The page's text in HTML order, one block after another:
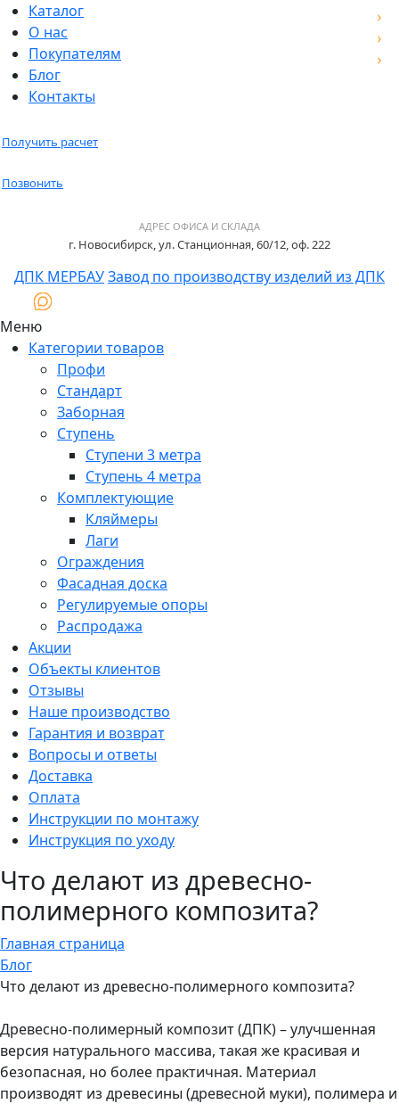
Каталог
О нас
Покупателям
Блог
Контакты
Получить расчет
Позвонить
АДРЕС ОФИСА И СКЛАДА
г. Новосибирск, ул. Станционная, 60/12, оф. 222
ДПК МЕРБАУЗавод по производству изделий из ДПК
Меню
Категории товаров
Профи
Стандарт
Заборная
Ступень
Ступени 3 метра
Ступень 4 метра
Комплектующие
Кляймеры
Лаги
Ограждения
Фасадная доска
Регулируемые опоры
Распродажа
Акции
Объекты клиентов
Отзывы
Наше производство
Гарантия и возврат
Вопросы и ответы
Доставка
Оплата
Инструкции по монтажу
Инструкция по уходу
Что делают из древесно-
полимерного композита?
Главная страница
Блог
Что делают из древесно-полимерного композита?
Древесно-полимерный композит (ДПК) – улучшенная
версия натурального массива, такая же красивая и
безопасная, но более практичная. Материал
производят из древесины (древесной муки), полимера и